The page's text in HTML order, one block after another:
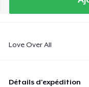
Love Over All
Détails d'expédition